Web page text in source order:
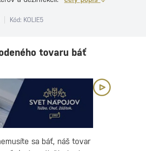
Kód: KOLIE5
tovaru báť
sa báť, náš tovar